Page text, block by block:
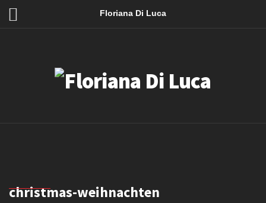
Floriana Di Luca
christmas-weihnachten